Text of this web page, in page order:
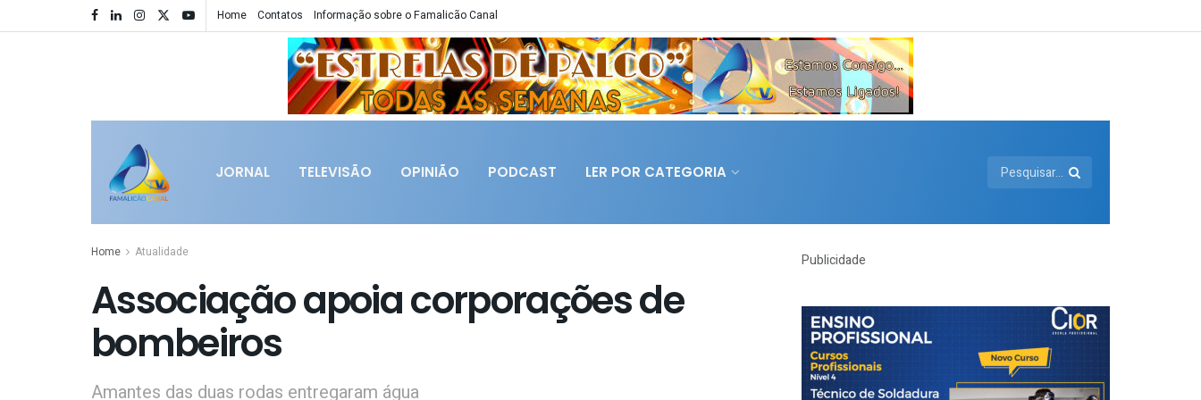
Home Contatos Informação sobre o Famalicão Canal
JORNAL TELEVISÃO OPINIÃO PODCAST LER POR CATEGORIA
Home Atualidade
Associação apoia corporações de
bombeiros
Amantes das duas rodas entregaram água
Publicidade